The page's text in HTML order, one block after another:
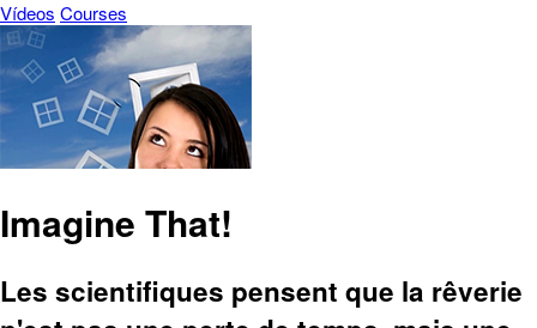
Vídeos Courses
Imagine That!
Les scientifiques pensent que la rêverie